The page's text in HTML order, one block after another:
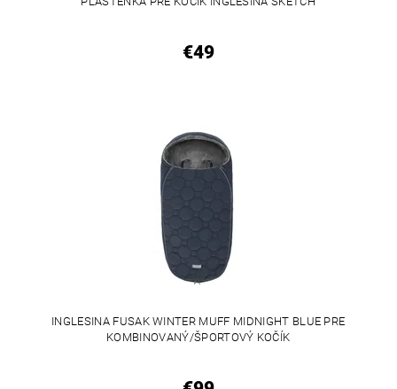
€49
INGLESINA FUSAK WINTER MUFF MIDNIGHT BLUE PRE
KOMBINOVANÝ/ŠPORTOVÝ KOČÍK